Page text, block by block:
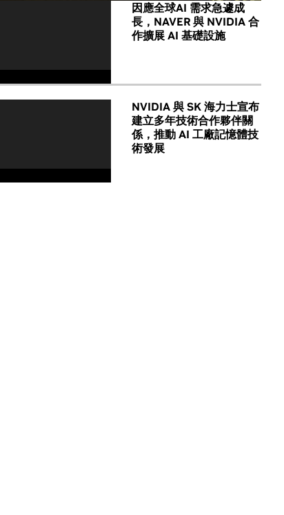
因應全球AI 需求急遽成
長，NAVER 與 NVIDIA 合
作擴展 AI 基礎設施
NVIDIA 與 SK 海力士宣布
建立多年技術合作夥伴關
係，推動 AI 工廠記憶體技
術發展